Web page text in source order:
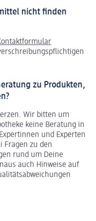
nicht finden
zu Produkten,
Wir bitten um
keine Beratung in
und Experten
Fragen zu den
rund um Deine
auch Hinweise auf